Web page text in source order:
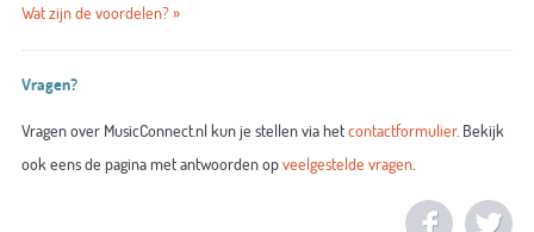
Wat zijn de voordelen? »
Vragen?
Vragen over MusicConnect.nl kun je stellen via hetcontactformulier. Bekijk
ook eens de pagina met antwoorden opveelgestelde vragen.